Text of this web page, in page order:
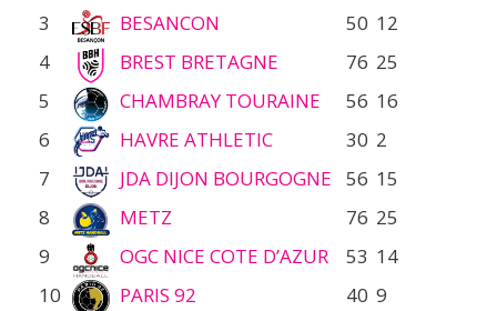
3 BESANCON 50 12
4
BREST BRETAGNE 76 25
5
CHAMBRAY TOURAINE 56 16
6
HAVRE ATHLETIC 30 2
7
JDA DIJON BOURGOGNE 56 15
8
METZ 76 25
9
OGC NICE COTE D’AZUR 53 14
10
PARIS 92 40 9